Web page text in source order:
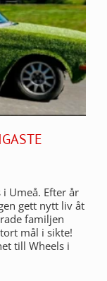
i Umeå. Efter år
gett nytt liv åt
familjen
mål i sikte!
till Wheels i